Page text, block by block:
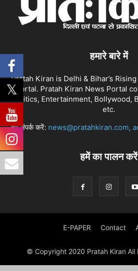
हमारे बारे में
Pratah Kiran is Delhi & Bihar’s
Portal. Pratah Kiran News Portal
Politics, Entertainment, Bollywood,
etc.
हमें संपर्क करें: news@pratahkiran.com,
हमें का पालन करें
E-PAPER Contact
© Copyright 2020 Pratah Kiran All